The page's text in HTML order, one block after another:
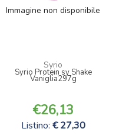
Immagine non disponibile
Syrio
Syrio Protein sy Shake
Vaniglia297g
26,13
Listino: 27,30